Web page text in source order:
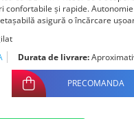
confortabile și rapide.
asigură o încărcare
Durata de livrare:
PRECOMANDA